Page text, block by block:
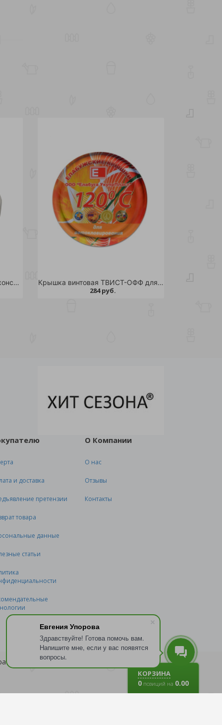
Евгения Упорова
Здравствуйте! Готова помочь вам.
Напишите мне, если у вас появятся
вопросы.
Крышка полиэтиленовая для консервации сливная d 82 /200 Крышка винтовая ТВИСТ-ОФФ для автоклавирования d-82 20шт /12
284 руб.
КОРЗИНА
0 позиций на 0.00
и доставка
претензии
товара
данные
статьи
О Компании
О нас
Отзывы
Контакты
файловcookie